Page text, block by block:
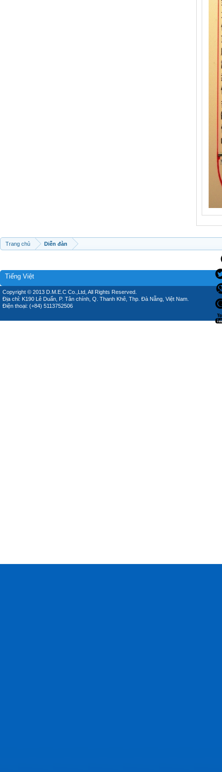
Trang chủ Diễn đàn
Tiếng Việt
Copyright © 2013 D.M.E.C Co.,Ltd, All Rights Reserved.
Địa chỉ: K190 Lê Duẩn, P. Tân chính, Q. Thanh Khê, Thp. Đà Nẵng, Việt Nam.
Điện thoại: (+84) 5113752506